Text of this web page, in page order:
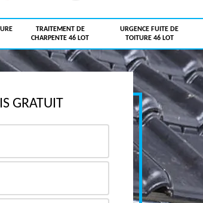
TRAITEMENT DE
CHARPENTE 46 LOT
URGENCE FUITE DE
TOITURE 46 LOT
GRATUIT